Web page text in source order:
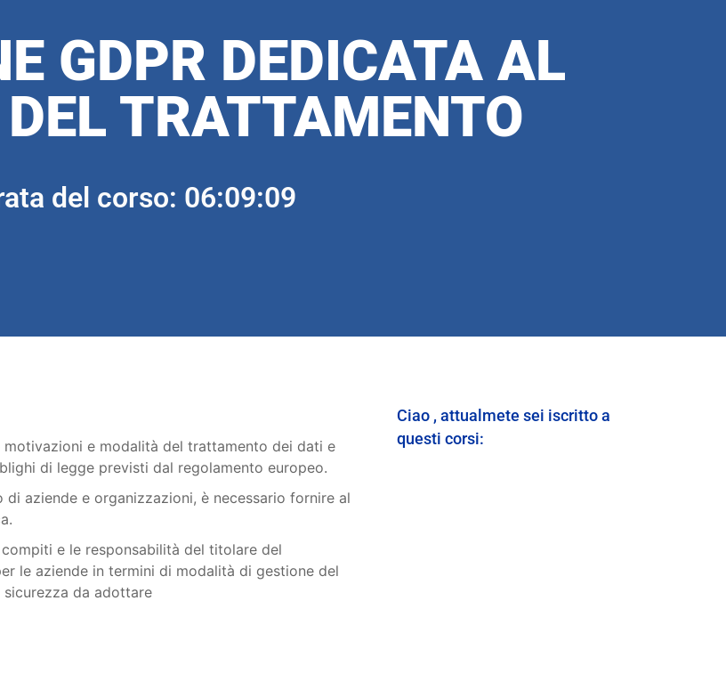
GDPR DEDICATA AL
TRATTAMENTO
del corso: 06:09:09
e modalità del trattamento dei dati e
di legge previsti dal regolamento europeo.
di aziende e organizzazioni, è necessario fornire al
e le responsabilità del titolare del
le aziende in termini di modalità di gestione del
sicurezza da adottare
Ciao , attualmete sei iscritto a
questi corsi: